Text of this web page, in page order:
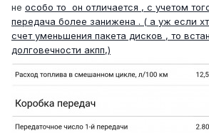
не особо то он отличается , с учетом
передача более занижена . ( а уж если
счет уменьшения пакета дисков , то
долговечности акпп,)